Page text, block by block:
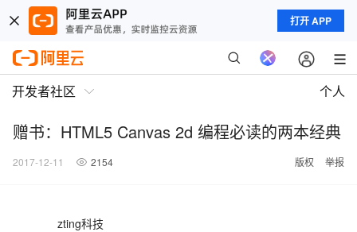
打开 APP
开发者社区 个人
赠书：HTML5 Canvas 2d 编程必读的两本经典
2017-12-11 2154 版权 举报
zting科技